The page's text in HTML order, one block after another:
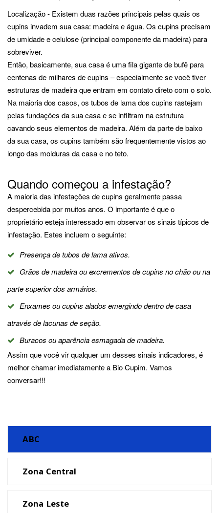
Localização - Existem duas razões principais pelas quais os
cupins invadem sua casa: madeira e água. Os cupins precisam
de umidade e celulose (principal componente da madeira) para
sobreviver.
Então, basicamente, sua casa é uma fila gigante de bufê para
centenas de milhares de cupins – especialmente se você tiver
estruturas de madeira que entram em contato direto com o solo.
Na maioria dos casos, os tubos de lama dos cupins rastejam
pelas fundações da sua casa e se infiltram na estrutura
cavando seus elementos de madeira. Além da parte de baixo
da sua casa, os cupins também são frequentemente vistos ao
longo das molduras da casa e no teto.
Quando começou a infestação?
A maioria das infestações de cupins geralmente passa
despercebida por muitos anos. O importante é que o
proprietário esteja interessado em observar os sinais típicos de
infestação. Estes incluem o seguinte:
Presença de tubos de lama ativos.
Grãos de madeira ou excrementos de cupins no chão ou na
parte superior dos armários.
Enxames ou cupins alados emergindo dentro de casa
através de lacunas de seção.
Buracos ou aparência esmagada de madeira.
Assim que você vir qualquer um desses sinais indicadores, é
melhor chamar imediatamente a Bio Cupim. Vamos
conversar!!!
ABC
Zona Central
Zona Leste